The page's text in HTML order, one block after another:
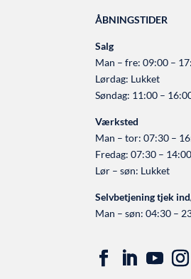
ÅBNINGSTIDER
Salg
Man – fre: 09:00 –
Lørdag: Lukket
Søndag: 11:00 –
Værksted
Man – tor: 07:30 –
Fredag: 07:30 – 14:00
Lør – søn: Lukket
Selvbetjening tjek
Man – søn: 04:30 –